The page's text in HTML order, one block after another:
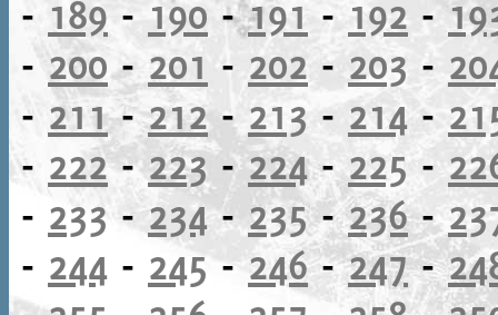
- 189- 190 -191- 192 -
-200-201 - 202 - 203 -
- 211-212-213- 214-
- 222-223-224- 225-
- 233 -234- 235-236-
- 244 - 245-246-247-